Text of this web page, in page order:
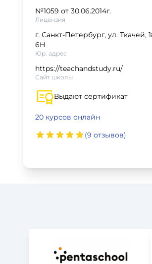
№1059 от 30.06.2014г.
Лицензия
г. Санкт-Петербург, ул. Ткачей,
6Н
Юр. адрес
https://teachandstudy.ru/
Сайт школы
Выдают сертификат
20 курсов онлайн
(9 отзывов)
Маркетинг
Иностранный
Для детей
Психология и
Прочее